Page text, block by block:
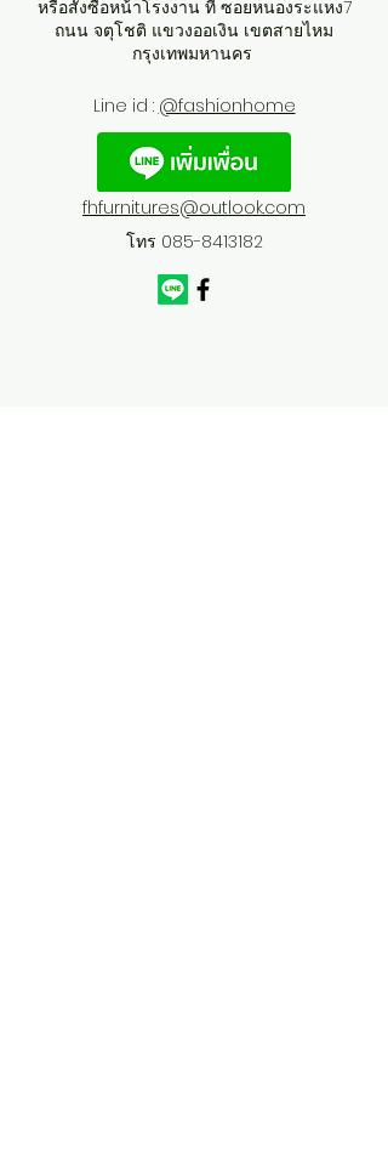
หรือสั่งซื้อหน้าโรงงาน ที่ ซอยหนองระแหง7
ถนน จตุโชติ แขวงออเงิน เขตสายไหม
กรุงเทพมหานคร
Line id : @fashionhome
fhfurnitures@outlook.com
โทร 085-8413182